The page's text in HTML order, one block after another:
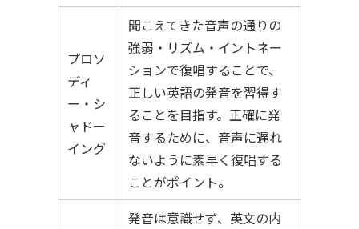
プロソ
ディ
ー・シ
ャドー
イング
聞こえてきた音声の通りの
強弱・リズム・イントネー
ションで復唱することで、
正しい英語の発音を習得す
ることを目指す。正確に発
音するために、音声に遅れ
ないように素早く復唱する
ことがポイント。
発音は意識せず、英文の内